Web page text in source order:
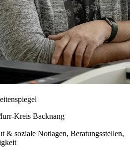
Kreis Backnang
& soziale Notlagen, Beratungsstellen,